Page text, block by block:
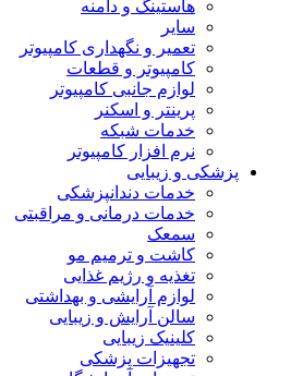
هاستینگ و دامنه
سایر
تعمیر و نگهداری کامپیوتر
کامپیوتر و قطعات
لوازم جانبی کامپیوتر
پرینتر و اسکنر
خدمات شبکه
نرم افزار کامپیوتر
پزشکی و زیبایی
خدمات دندانپزشکی
خدمات درمانی و مراقبتی
سمعک
کاشت و ترمیم مو
تغذیه و رژیم غذایی
لوازم آرایشی و بهداشتی
سالن آرایش و زیبایی
کلینیک زیبایی
تجهیزات پزشکی